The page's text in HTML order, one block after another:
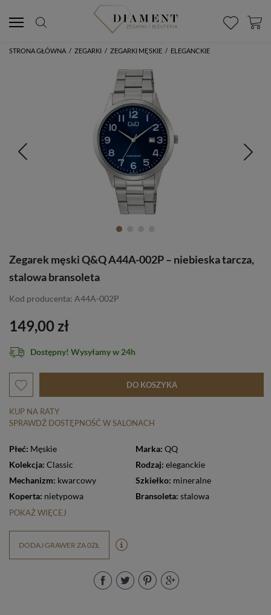
STRONA GŁÓWNA / ZEGARKI / ZEGARKI MĘSKIE / ELEGANCKIE
Zegarek męski Q&Q A44A-002P – niebieska tarcza,
stalowa bransoleta
Kod producenta: A44A-002P
149,00 zł
Dostępny! Wysyłamy w 24h
DO KOSZYKA
KUP NA RATY
SPRAWDŹ DOSTĘPNOŚĆ W SALONACH
Płeć: Męskie Marka: QQ
Kolekcja: Classic Rodzaj: eleganckie
Mechanizm: kwarcowy Szkiełko: mineralne
Koperta: nietypowa Bransoleta: stalowa
POKAŻ WIĘCEJ
DODAJ GRAWER ZA 0ZŁ